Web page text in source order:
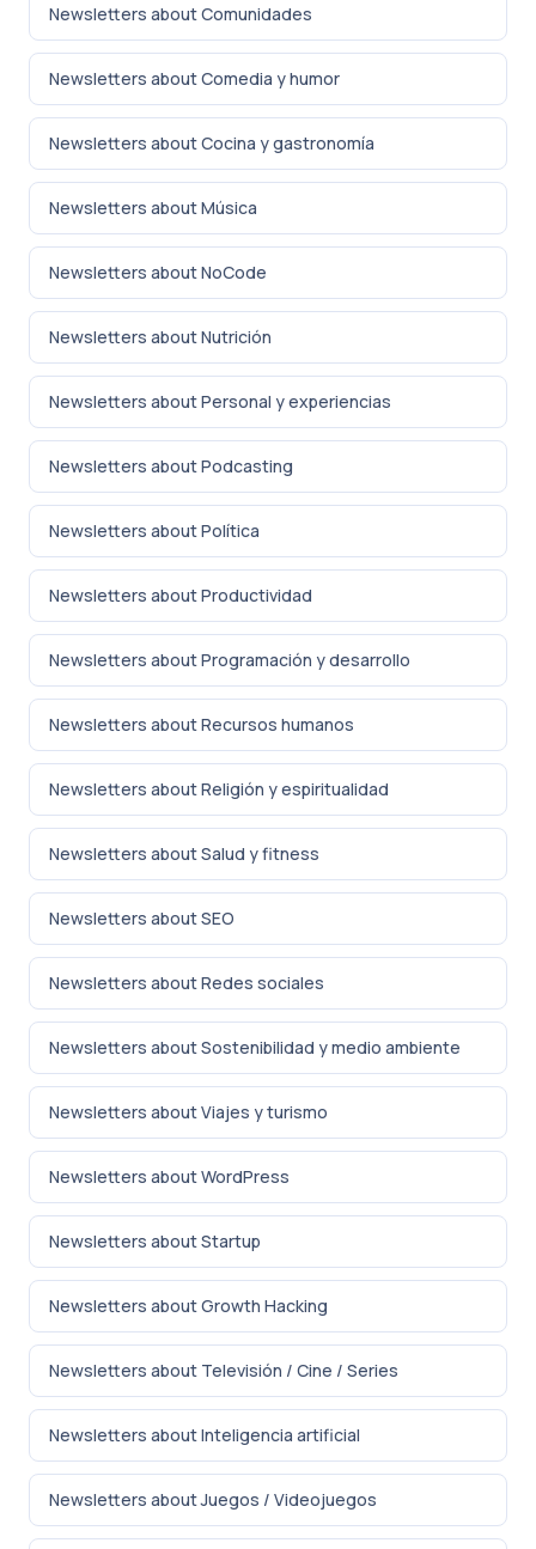
Newsletters about Comunidades
Newsletters about Comedia y humor
Newsletters about Cocina y gastronomía
Newsletters about Música
Newsletters about NoCode
Newsletters about Nutrición
Newsletters about Personal y experiencias
Newsletters about Podcasting
Newsletters about Política
Newsletters about Productividad
Newsletters about Programación y desarrollo
Newsletters about Recursos humanos
Newsletters about Religión y espiritualidad
Newsletters about Salud y fitness
Newsletters about SEO
Newsletters about Redes sociales
Newsletters about Sostenibilidad y medio ambiente
Newsletters about Viajes y turismo
Newsletters about WordPress
Newsletters about Startup
Newsletters about Growth Hacking
Newsletters about Televisión / Cine / Series
Newsletters about Inteligencia artificial
Newsletters about Juegos / Videojuegos